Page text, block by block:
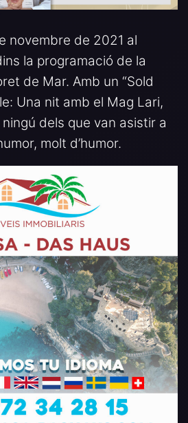
novembre de 2021 al
la programació de la
de Mar. Amb un “Sold
Una nit amb el Mag Lari,
dels que van asistir a
molt d’humor.